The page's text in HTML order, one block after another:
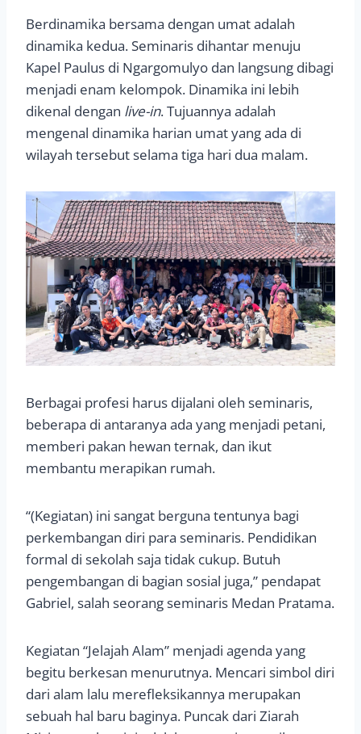
Berdinamika bersama dengan umat adalah
dinamika kedua. Seminaris dihantar menuju
Kapel Paulus di Ngargomulyo dan langsung dibagi
menjadi enam kelompok. Dinamika ini lebih
dikenal dengan live-in. Tujuannya adalah
mengenal dinamika harian umat yang ada di
wilayah tersebut selama tiga hari dua malam.
Berbagai profesi harus dijalani oleh seminaris,
beberapa di antaranya ada yang menjadi petani,
memberi pakan hewan ternak, dan ikut
membantu merapikan rumah.
“(Kegiatan) ini sangat berguna tentunya bagi
perkembangan diri para seminaris. Pendidikan
formal di sekolah saja tidak cukup. Butuh
pengembangan di bagian sosial juga,” pendapat
Gabriel, salah seorang seminaris Medan Pratama.
Kegiatan “Jelajah Alam” menjadi agenda yang
begitu berkesan menurutnya. Mencari simbol diri
dari alam lalu merefleksikannya merupakan
sebuah hal baru baginya. Puncak dari Ziarah